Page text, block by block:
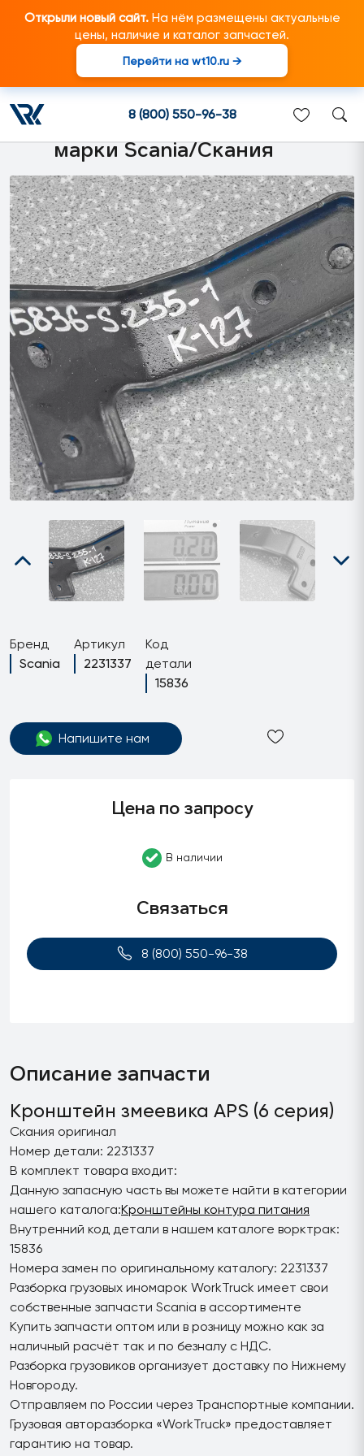
Открыли новый сайт.На нём размещены актуальные
цены, наличие и каталог запчастей.
Перейти на wt10.ru →
8 (800) 550-96-38
2231337 Кронштейн
змеевика APS (6 серия)
подходит для грузовиков
марки Scania/Скания
Бренд
Scania
Артикул
2231337
Код
детали
15836
Напишите нам
Цена по запросу
В наличии
Связаться
8 (800) 550-96-38
Описание запчасти
Кронштейн змеевика APS (6 серия)
Скания оригинал
Номер детали: 2231337
В комплект товара входит:
Данную запасную часть вы можете найти в категории
нашего каталога:Кронштейны контура питания
Внутренний код детали в нашем каталоге ворктрак:
15836
Номера замен по оригинальному каталогу: 2231337
Разборка грузовых иномарок WorkTruck имеет свои
собственные запчасти Scania в ассортименте
Купить запчасти оптом или в розницу можно как за
наличный расчёт так и по безналу с НДС.
Разборка грузовиков организует доставку по Нижнему
Новгороду.
Отправляем по России через Транспортные компании.
Грузовая авторазборка «WorkTruck» предоставляет
гарантию на товар.